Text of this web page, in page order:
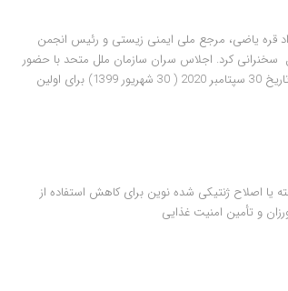
قره یاضی، مرجع ملی ایمنی زیستی و رئیس انجمن
کرد. اجلاس سران سازمان ملل متحد با حضور
بیش از 150 نفر از روسای کشورهای عضو این سازمان در تاریخ 30 سپتامبر 2020 ( 30 شهریور 1399) برای اولین
یا اصلاح ژنتیکی شده نوین برای کاهش استفاده از
و تأمین امنیت غذایی